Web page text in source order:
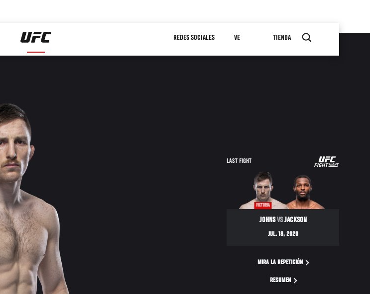
REDES SOCIALES VE TIENDA
LAST FIGHT
UFC
VICTORIA
JOHNSVSJACKSON
JUL. 18, 2020
MIRA LA REPETICIÓN
RESUMEN